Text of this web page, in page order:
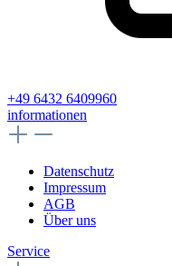
+49 6432 6409960
informationen
Datenschutz
Impressum
AGB
Über uns
Service